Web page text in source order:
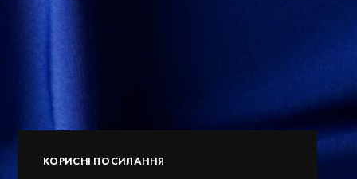
КОРИСНІ ПОСИЛАННЯ